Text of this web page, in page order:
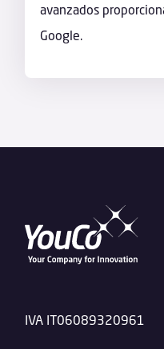
avanzados
Google.
IVA IT06089320961